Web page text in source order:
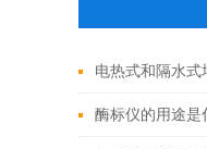
电热式和隔水式
保养
酶标仪的用途是